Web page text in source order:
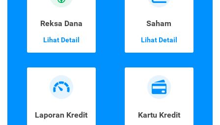
Reksa Dana
Lihat Detail
Saham
Lihat Detail
Laporan Kredit Kartu Kredit